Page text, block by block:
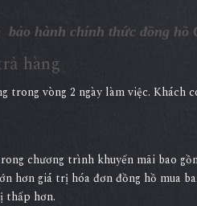
hành chính thức đồng hồ
hàng
trong vòng 2 ngày làm việc.
chương trình khuyến mãi bao
hơn giá trị hóa đơn đồng hồ mua
thấp hơn.